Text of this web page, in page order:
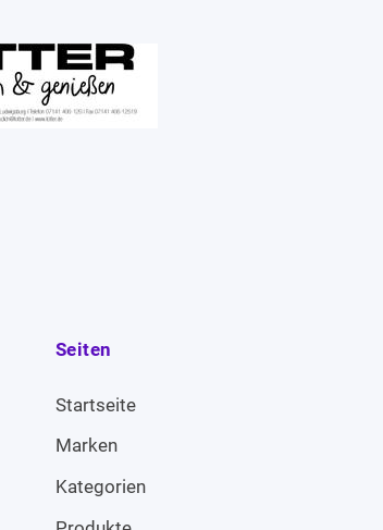
Seiten
Startseite
Marken
Kategorien